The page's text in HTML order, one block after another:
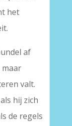
het
af
valt.
hij zich
de regels